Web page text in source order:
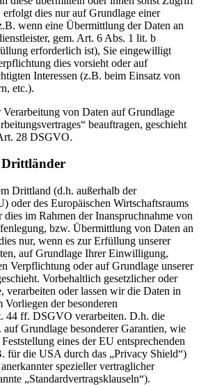
dies nur auf Grundlage einer
wenn eine Übermittlung der Daten an
gem. Art. 6 Abs. 1 lit. b
erforderlich ist), Sie eingewilligt
dies vorsieht oder auf
Interessen (z.B. beim Einsatz von
etc.).
von Daten auf Grundlage
beauftragen, geschieht
28 DSGVO.
Drittland (d.h. außerhalb der
oder des Europäischen Wirtschaftsraums
im Rahmen der Inanspruchnahme von
bzw. Übermittlung von Daten an
nur, wenn es zur Erfüllung unserer
auf Grundlage Ihrer Einwilligung,
Verpflichtung oder auf Grundlage unserer
Vorbehaltlich gesetzlicher oder
verarbeiten oder lassen wir die Daten in
der besonderen
44 ff. DSGVO verarbeiten. D.h. die
Grundlage besonderer Garantien, wie
eines der EU entsprechenden
für die USA durch das „Privacy Shield“)
spezieller vertraglicher
„Standardvertragsklauseln“).